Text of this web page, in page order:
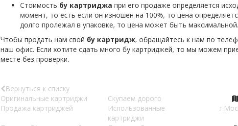
Стоимость бу картриджа при его продаже определяется
момент, то есть если он изношен на 100%, то цена
долго пролежал в упаковке, то цена может быть максимальной.
Чтобы продать нам свой бу картридж, обращайтесь к нам по
наш офис. Если хотите сдать много бу картриджей, то мы можем
месте без проверки.
Вернуться к списку
Оригинальные картриджи
Скупаем дорого
Продажа картриджей
Использованные
картриджи